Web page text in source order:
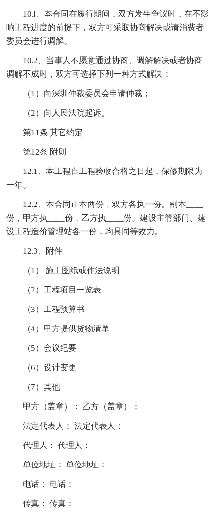
10.l、本合同在履行期间，双方发生争议时，在不影
响工程进度的前提下，双方可采取协商解决或请消费者
委员会进行调解。
10.2、当事人不愿意通过协商、调解解决或者协商
调解不成时，双方可选择下列一种方式解决：
（1）向深圳仲裁委员会申请仲裁；
（2）向人民法院起诉。
第11条 其它约定
第12条 附则
12.1、本工程自工程验收合格之日起，保修期限为
一年。
12.2、本合同正本两份，双方各执一份。副本____
份，甲方执____份，乙方执____份。建设主管部门、建
设工程造价管理站各一份，均具同等效力。
12.3、附件
（1） 施工图纸或作法说明
（2）工程项目一览表
（3）工程预算书
（4）甲方提供货物清单
（5）会议纪要
（6）设计变更
（7）其他
甲方（盖章）： 乙方（盖章）：
法定代表人： 法定代表人：
代理人： 代理人：
单位地址： 单位地址：
电话： 电话：
传真： 传真：